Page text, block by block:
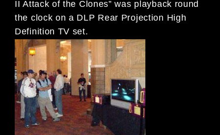
II Attack of the Clones” was playback round
the clock on a DLP Rear Projection High
Definition TV set.